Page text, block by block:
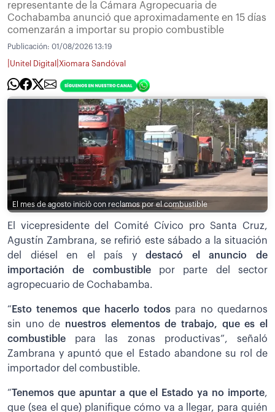
representante de la Cámara Agropecuaria de
Cochabamba anunció que aproximadamente en 15 días
comenzarán a importar su propio combustible
Publicación: 01/08/2026 13:19
Unitel Digital Xiomara Sandóval
El mes de agosto iniciò con reclamos por el combustible
El vicepresidente del Comité Cívico pro Santa Cruz,
Agustín Zambrana, se refirió este sábado a la situación
del diésel en el país ydestacó el anuncio de
importación de combustible por parte del sector
agropecuario de Cochabamba.
“ Esto tenemos que hacerlo todos para no quedarnos
sin uno de nuestros elementos de trabajo, que es el
combustible para las zonas productivas”, señaló
Zambrana y apuntó que el Estado abandone su rol de
importador del combustible.
“Tenemos que apuntar a que el Estado ya no importe,
que (sea el que) planifique cómo va a llegar, para quién